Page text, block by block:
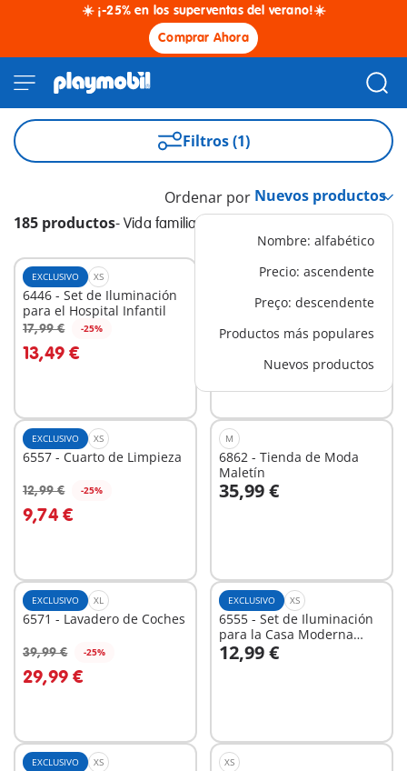
☀️ ¡-25% en los superventas del verano!☀️
Comprar Ahora
Filtros (1)
185 productos- Vida familiar
Ordenar por
Nombre: alfabético
Precio: ascendente
Preço: descendente
Productos más populares
Nuevos productos
EXCLUSIVO XS
6446 - Set de Iluminación
para el Hospital Infantil
17,99 € -25%
13,49 €
A la cesta
EXCLUSIVO XS
6536 - Familia de
Excursionistas
14,99 € -25%
A la cesta
EXCLUSIVO XS
6557 - Cuarto de Limpieza
12,99 € -25%
9,74 €
A la cesta
M
6862 - Tienda de Moda
Maletín
35,99 €
EXCLUSIVO XL
6571 - Lavadero de Coches
39,99 € -25%
29,99 €
A la cesta
EXCLUSIVO XS
6555 - Set de Iluminación
para la Casa Moderna
(9266)
12,99 €
A la cesta
EXCLUSIVO XS XS